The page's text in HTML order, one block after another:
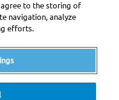
agree to the storing of
navigation, analyze
efforts.